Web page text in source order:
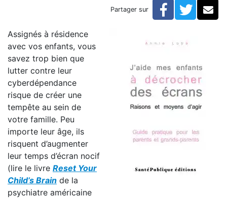
Développement personnel
Lectures à l'heure de la pandémie (mars 2020)
Partager sur Facebook
Assignés à résidence
avec vos enfants, vous
savez trop bien que
lutter contre leur
cyberdépendance
risque de créer une
tempête au sein de
votre famille. Peu
importe leur âge, ils
risquent d’augmenter
leur temps d’écran nocif
(lire le livre Reset Your
Child’s Brain de la
psychiatre américaine